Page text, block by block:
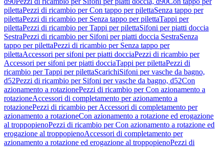
pilettaPezzi di ricambio per Con tappo per pilettaSenza tappo per
pilettaPezzi di ricambio per Senza tappo per pilettaTappi per
pilettaPezzi di ricambio per Tappi per pilettaSifoni per piatti doccia
SestraPezzi di ricambio per Sifoni per piatti doccia SestraSenza
tappo per pilettaPezzi di ricambio per Senza tappo per
pilettaAccessori per sifoni per piatti docciaPezzi di ricambio per
Accessori per sifoni per piatti docciaTappi per pilettaPezzi di
ricambio per Tappi per pilettaScarichiSifoni per vasche da bagno,
d52Pezzi di ricambio per Sifoni per vasche da bagno, d52Con
azionamento a rotazionePezzi di ricambio per Con azionamento a
rotazioneAccessori di completamento per azionamento a
rotazionePezzi di ricambio per Accessori di completamento per
azionamento a rotazioneCon azionamento a rotazione ed erogazione
al troppopienoPezzi di ricambio per Con azionamento a rotazione ed
erogazione al troppopienoAccessori di completamento per
azionamento a rotazione ed erogazione al troppopienoPezzi di